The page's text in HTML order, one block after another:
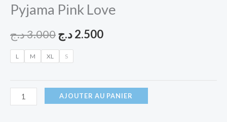
Pyjama Pink Love
3.000د.ج 2.500د.ج
L M XL S
AJOUTER AU PANIER